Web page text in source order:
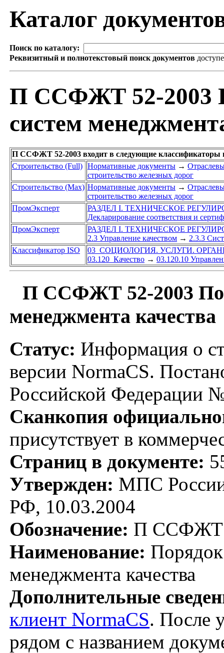
Каталог
Поиск по каталогу:
Реквизитный и полнотекстовый поиск документов
П ССФЖТ 52-2003
систем
П ССФЖТ 52-2003 входит в следующие классификаторы
Строительство (Full) Нормативные документы →
строительство железных дорог
Строительство (Max) Нормативные документы →
строительство железных дорог
ПромЭксперт
РАЗДЕЛ I. ТЕХНИЧЕСКОЕ
Декларирование соответствия и
ПромЭксперт
РАЗДЕЛ I. ТЕХНИЧЕСКОЕ
2.3 Управление качеством → 2.3.3
Классификатор ISO
03 СОЦИОЛОГИЯ. УСЛУГИ.
03.120 Качество → 03.120.10
П ССФЖТ 52-2003
менеджмента качества
Статус: Информация о
версии NormaCS.
Российской Федерации
Сканкопия
присутствует в
Страниц в документе:
Утвержден: МПС
РФ, 10.03.2004
Обозначение: П ССФЖТ
Наименование:
менеджмента качества
Дополнительные
клиент NormaCS. После
рядом с названием